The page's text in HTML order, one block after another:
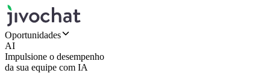
Oportunidades
AI
Impulsione o desempenho
da sua equipe com IA